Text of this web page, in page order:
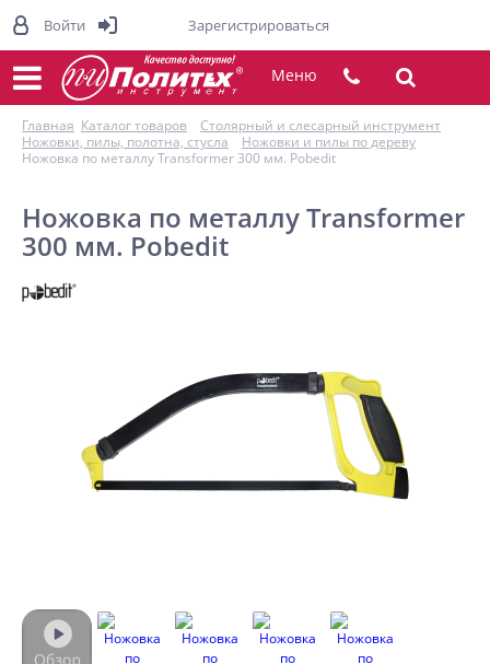
Меню
Главная Каталог товаров
Столярный и слесарный инструмент
Ножовки, пилы, полотна, стусла
Ножовки и пилы по дереву
Ножовка по металлу Transformer 300 мм. Pobedit
Ножовка по металлу Transformer
300 мм. Pobedit
Войти Зарегистрироваться